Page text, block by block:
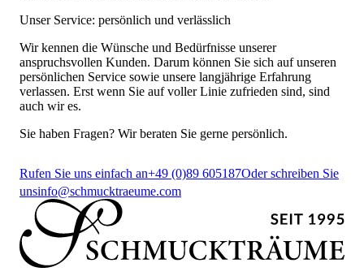
Unser Service: persönlich und verlässlich
Wir kennen die Wünsche und Bedürfnisse unserer
anspruchsvollen Kunden. Darum können Sie sich auf unseren
persönlichen Service sowie unsere langjährige Erfahrung
verlassen. Erst wenn Sie auf voller Linie zufrieden sind, sind
auch wir es.
Sie haben Fragen? Wir beraten Sie gerne persönlich.
Rufen Sie uns einfach an+49 (0)89 605187Oder schreiben Sie
unsinfo@schmucktraeume.com